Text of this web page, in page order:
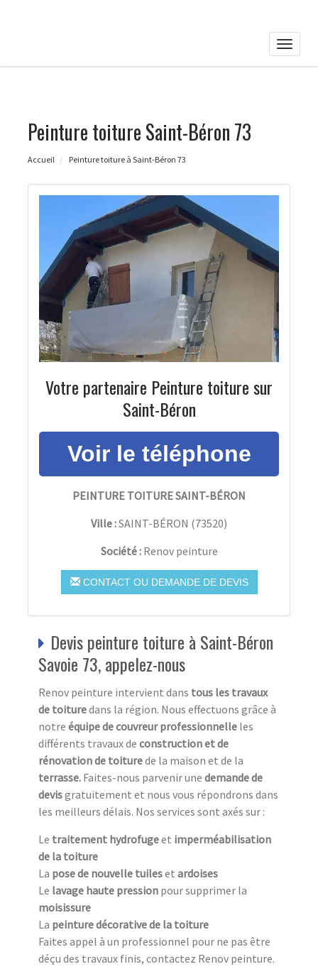
Toggle
Peinture toiture Saint-Béron 73
Accueil Peinture toiture à Saint-Béron 73
Votre partenaire Peinture toiture sur
Saint-Béron
PEINTURE TOITURE SAINT-BÉRON
Ville :SAINT-BÉRON (73520)
Société : Renov peinture
CONTACT OU DEMANDE DE DEVIS
Devis peinture toiture à Saint-Béron
Savoie 73, appelez-nous
Renov peinture intervient dans tous les travaux
de toituredans la région. Nous effectuons grâce à
notre équipe de couvreur professionnelle les
différents travaux de construction et de
rénovation de toiturede la maison et de la
terrasse. Faites-nous parvenir une demande de
devisgratuitement et nous vous répondrons dans
les meilleurs délais. Nos services sont axés sur :
Le traitement hydrofugeet imperméabilisation
de la toiture
La pose de nouvelle tuileset ardoises
Le lavage haute pression pour supprimer la
moisissure
La peinture décorative de la toiture
Faites appel à un professionnel pour ne pas être
déçu des travaux finis, contactez Renov peinture.